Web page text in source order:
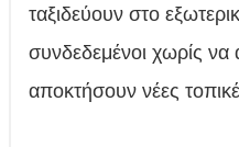
ταξιδεύουν στο
συνδεδεμένοι χωρίς
αποκτήσουν νέες